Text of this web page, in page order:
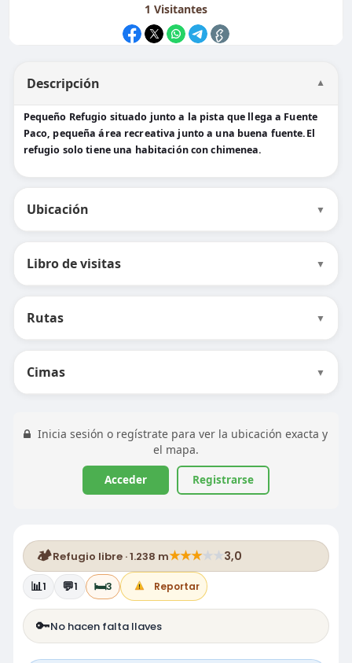
1 Visitantes
Descripción ▼
Pequeño Refugio situado junto a la pista que llega a Fuente
Paco, pequeña área recreativa junto a una buena fuente.El
refugio solo tiene una habitación con chimenea.
Ubicación ▼
Libro de visitas ▼
Rutas ▼
Cimas ▼
Inicia sesión o regístrate para ver la ubicación exacta y
el mapa.
Acceder Registrarse
🏕️Refugio libre · 1.238 m★★★★ ★3,0
📊1 💬1 🛏️3 Reportar
🔑No hacen falta llaves